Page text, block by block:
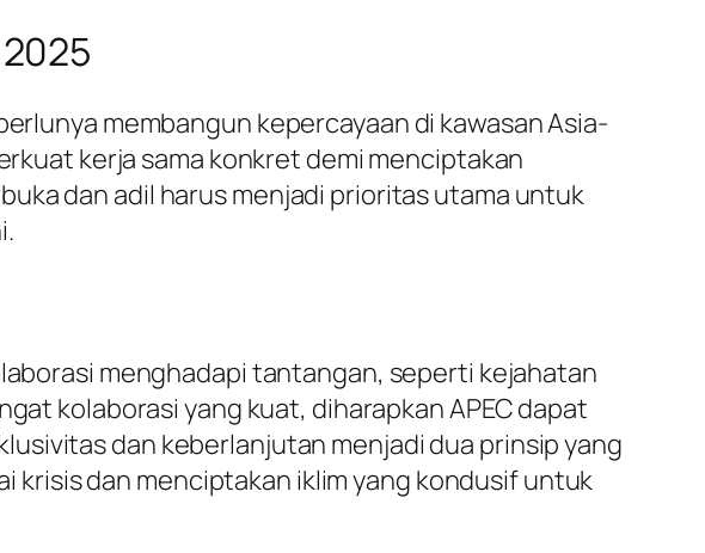
membangun kepercayaan di kawasan Asia-
kerja sama konkret demi menciptakan
dan adil harus menjadi prioritas utama untuk
menghadapi tantangan, seperti kejahatan
kolaborasi yang kuat, diharapkan APEC dapat
dan keberlanjutan menjadi dua prinsip yang
krisis dan menciptakan iklim yang kondusif untuk